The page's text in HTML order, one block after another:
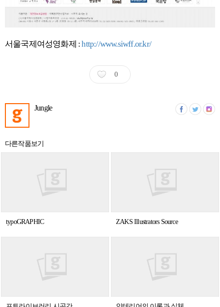
서울국제여성영화제 :http://www.siwff.or.kr/
0
Jungle
다른작품보기
typoGRAPHIC ZAKS Illustrators Source